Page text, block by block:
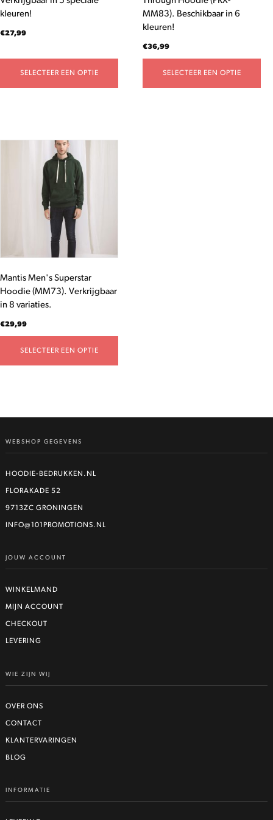
kleuren!
€27,99
SELECTEER EEN OPTIE
de
productpagina
MM83). Beschikbaar in 6
kleuren!
€36,99
SELECTEER EEN OPTIE
de
productpagina
Mantis Men's Superstar
Hoodie (MM73). Verkrijgbaar
in 8 variaties.
€29,99
SELECTEER EEN OPTIE
op
de
productpagina
WEBSHOP GEGEVENS
HOODIE-BEDRUKKEN.NL
FLORAKADE 52
9713ZC GRONINGEN
INFO@101PROMOTIONS.NL
JOUW ACCOUNT
WINKELMAND
MIJN ACCOUNT
CHECKOUT
LEVERING
WIE ZIJN WIJ
OVER ONS
CONTACT
KLANTERVARINGEN
BLOG
INFORMATIE